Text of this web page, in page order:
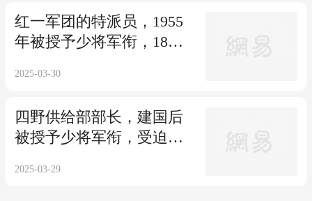
红一军团的特派员，1955
年被授予少将军衔，18年
2025-03-30
四野供给部部长，建国后
被授予少将军衔，受迫害
2025-03-29